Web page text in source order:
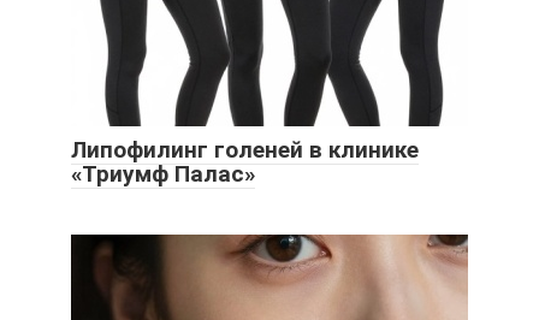
Липофилинг голеней в клинике
«Триумф Палас»